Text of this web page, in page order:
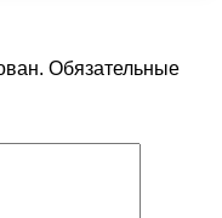
Обязательные